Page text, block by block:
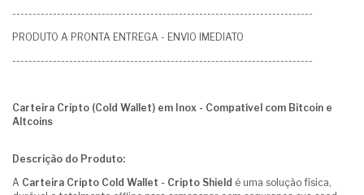
--------------------------------------------------------------------------
PRODUTO A PRONTA ENTREGA - ENVIO IMEDIATO
--------------------------------------------------------------------------
Carteira Cripto (Cold Wallet) em Inox - Compatível com Bitcoin e
Altcoins
Descrição do Produto:
A Carteira Cripto Cold Wallet - Cripto Shield é uma solução física,